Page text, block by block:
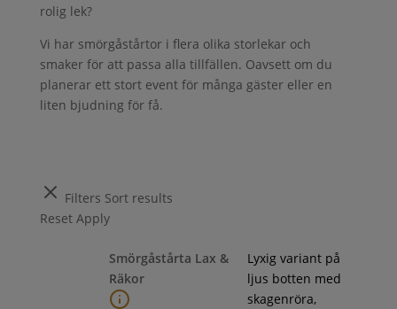
rolig lek?
Vi har smörgåstårtor i flera olika storlekar och
smaker för att passa alla tillfällen. Oavsett om du
planerar ett stort event för många gäster eller en
liten bjudning för få.
Filters Sort results
Reset Apply
Smörgåstårta Lax &
Räkor
Lyxig variant på
ljus botten med
skagenröra,